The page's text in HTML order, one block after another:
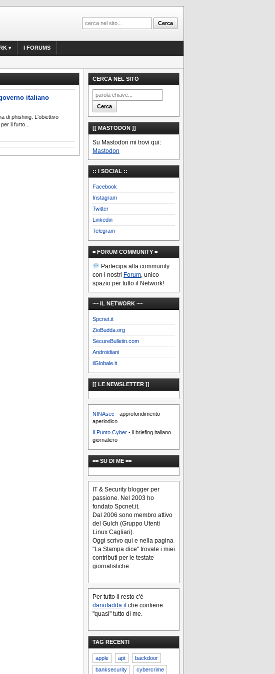
I FORUMS
italiano
di phishing. L'obiettivo
il furto...
CERCA NEL SITO
[[ MASTODON ]]
Su Mastodon mi trovi qui:
Mastodon
:: I SOCIAL ::
Facebook
Instagram
Twitter
Linkedin
Telegram
= FORUM COMMUNITY =
Partecipa alla community
con i nostri Forum, unico
spazio per tutto il Network!
~~ IL NETWORK ~~
Spcnet.it
ZioBudda.org
SecureBulletin.com
Androidiani
ilGlobale.it
[[ LE NEWSLETTER ]]
NINAsec - approfondimento
aperiodico
Il Punto Cyber - il briefing italiano
giornaliero
== SU DI ME ==
IT & Security blogger per
passione. Nel 2003 ho
fondato Spcnet.it.
Dal 2006 sono membro attivo
del Gulch (Gruppo Utenti
Linux Cagliari).
Oggi scrivo qui e nella pagina
"La Stampa dice" trovate i miei
contributi per le testate
giornalistiche.
Per tutto il resto c'è
dariofadda.itche contiene
"quasi" tutto di me.
TAG RECENTI
apple apt
backdoor
banksecurity
cybercrime